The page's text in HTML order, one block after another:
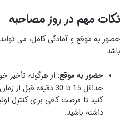
نکات مهم در روز مصاحبه
حضور به موقع و آمادگی کامل، می تواند
باشد.
حضور به موقع: از هرگونه تأخیر
حداقل 15 تا 30 دقیقه
کنید تا فرصت کافی برای کنترل
داشته باشید.